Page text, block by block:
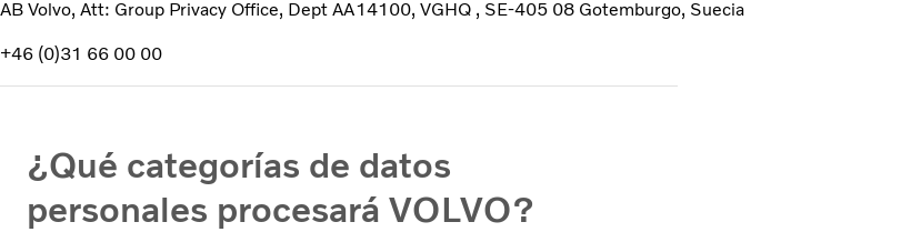
AB Volvo, Att: Group Privacy Office, Dept AA14100, VGHQ , SE-405 08 Gotemburgo, Suecia
+46 (0)31 66 00 00
¿Qué categorías de datos
personales procesará VOLVO?